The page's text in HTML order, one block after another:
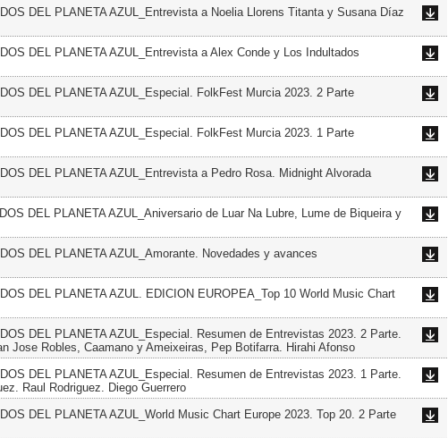
DEL PLANETA AZUL_Entrevista a Noelia Llorens Titanta y Susana Díaz
DEL PLANETA AZUL_Entrevista a Alex Conde y Los Indultados
DEL PLANETA AZUL_Especial. FolkFest Murcia 2023. 2 Parte
DEL PLANETA AZUL_Especial. FolkFest Murcia 2023. 1 Parte
DEL PLANETA AZUL_Entrevista a Pedro Rosa. Midnight Alvorada
DEL PLANETA AZUL_Aniversario de Luar Na Lubre, Lume de Biqueira y
DEL PLANETA AZUL_Amorante. Novedades y avances
DEL PLANETA AZUL. EDICION EUROPEA_Top 10 World Music Chart
DEL PLANETA AZUL_Especial. Resumen de Entrevistas 2023. 2 Parte.
Jose Robles, Caamano y Ameixeiras, Pep Botifarra. Hirahi Afonso
DEL PLANETA AZUL_Especial. Resumen de Entrevistas 2023. 1 Parte.
Raul Rodriguez. Diego Guerrero
DEL PLANETA AZUL_World Music Chart Europe 2023. Top 20. 2 Parte